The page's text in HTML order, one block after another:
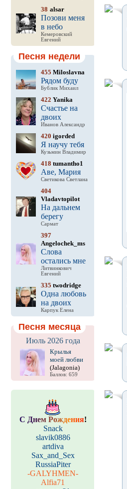
38 alsar
Позови меня
в небо
Кемеровский
Евгений
Песня недели
455 Miloslavna
Рядом буду
Бублик Михаил
422 Yanika
Счастье на
двоих
Иванов Александр
420 igorded
Я научу тебя
Кузьмин Владимир
418 tumantho1
Аве, Мария
Светикова Светлана
404
Vladavtopilot
На дальнем
берегу
Сармат
397
Angelochek_ms
Слова
остались мне
Литвинкович
Евгений
335 twodridge
Одна любовь
на двоих
Карпук Елена
Песня месяца
Июль 2026 года
Крылья
моей любви
(Jalagonia)
Баллов: 659
С Днем Рождения!
Snack
slavik0886
artdiva
Sax_and_Sex
RussiaPiter
-GALYHMEN-
Alfia71